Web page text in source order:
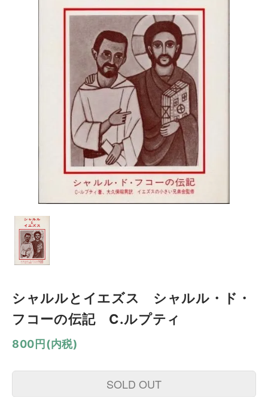
シャルルとイエズス シャルル・ド・
フコーの伝記 C.ルプティ
800円(内税)
SOLD OUT